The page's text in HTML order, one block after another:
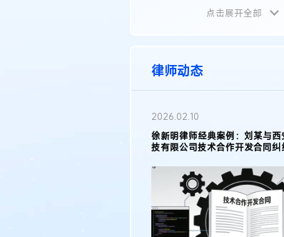
植物新品种
地理标志
集成电路布图设计
传统文化
点击展开全部
律师动态
2026.02.10
徐新明律师经典案例：刘某与
技有限公司技术合作开发合同纠